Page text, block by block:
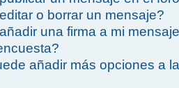
o borrar un mensaje?
una firma a mi
añadir más opciones a la